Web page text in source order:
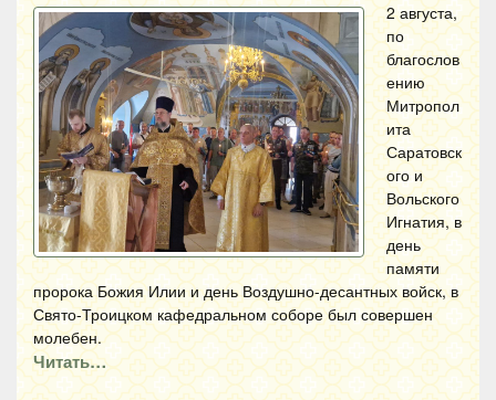
2 августа,
по
благослов
ению
Митропол
ита
Саратовск
ого и
Вольского
Игнатия, в
день
памяти
пророка Божия Илии и день Воздушно-десантных войск, в
Свято-Троицком кафедральном соборе был совершен
молебен.
Читать…